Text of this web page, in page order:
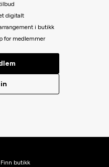
digitalt
i butikk
for medlemmer
Finn butikk